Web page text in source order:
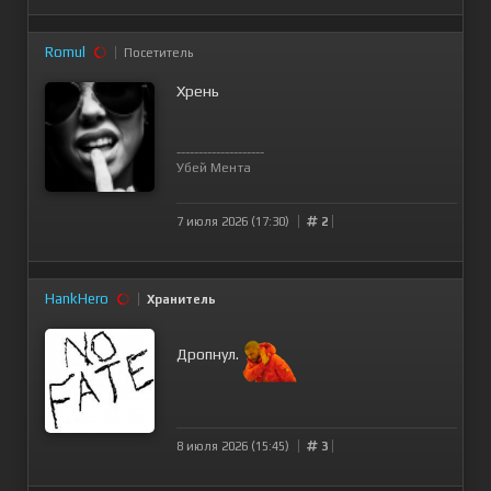
Romul Посетитель
Хрень
--------------------
Убей Мента
7 июля 2026 (17:30) 2
HankHero Хранитель
Дропнул.
8 июля 2026 (15:45) 3